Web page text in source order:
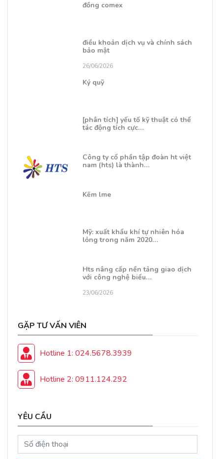
đồng comex
điều khoản dịch vụ và chính sách
bảo mật
26/06/2026
Ký quỹ
[phân tích] yếu tố kỹ thuật có thể
tác động tích cực…
Công ty cổ phần tập đoàn ht việt
nam (hts) là thành…
Kẽm lme
Mỹ: xuất khẩu khí tự nhiên hóa
lỏng trong năm 2020…
Hts nâng cấp nền tảng giao dịch
với công nghệ biểu…
23/06/2026
GẶP TƯ VẤN VIÊN
Hotline 1: 024.5678.3939
Hotline 2: 0911.124.292
YÊU CẦU